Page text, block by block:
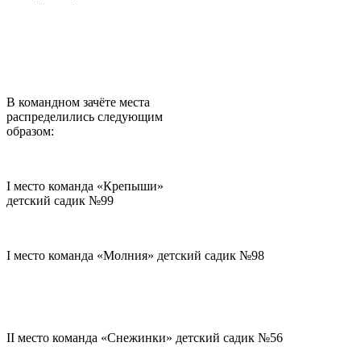
В командном зачёте места
распределились следующим
образом:
I место команда «Крепыши»
детский садик №99
I место команда «Молния» детский садик №98
II место команда «Снежинки» детский садик №56